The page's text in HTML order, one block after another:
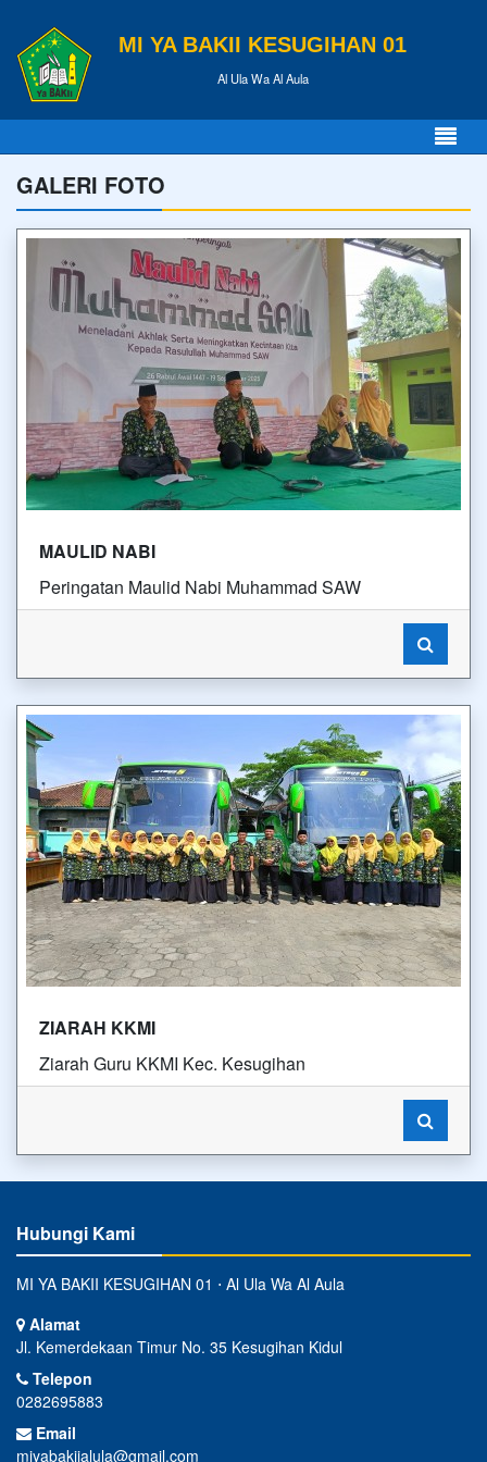
MI YA BAKII KESUGIHAN 01
Al Ula Wa Al Aula
GALERI FOTO
MAULID NABI
Peringatan Maulid Nabi Muhammad SAW
ZIARAH KKMI
Ziarah Guru KKMI Kec. Kesugihan
Hubungi Kami
MI YA BAKII KESUGIHAN 01 ⋅ Al Ula Wa Al Aula
Alamat
Jl. Kemerdekaan Timur No. 35 Kesugihan Kidul
Telepon
0282695883
Email
miyabakiialula@gmail.com